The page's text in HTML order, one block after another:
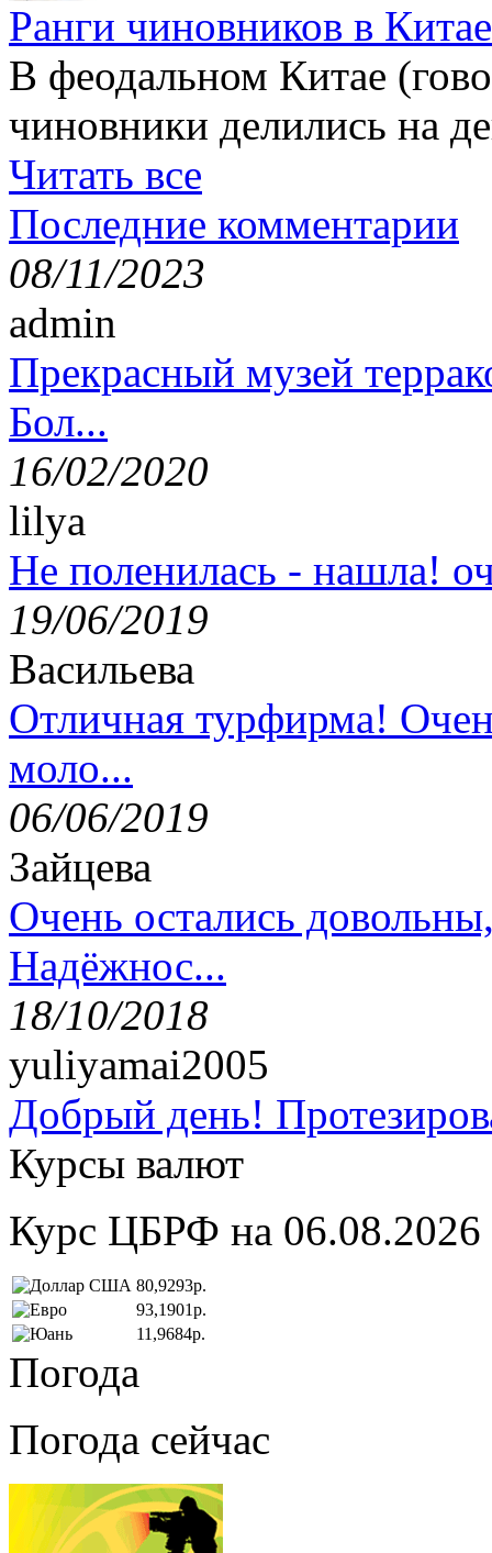
Ранги чиновников в Китае
В феодальном Китае
чиновники делились на
Читать все
Последние комментарии
08/11/2023
admin
Прекрасный музей
Бол...
16/02/2020
lilya
Не поленилась - нашла!
19/06/2019
Васильева
Отличная турфирма!
моло...
06/06/2019
Зайцева
Очень остались
Надёжнос...
18/10/2018
yuliyamai2005
Добрый день!
Курсы валют
Курс ЦБРФ на 06.08.2026
80,9293р.
93,1901р.
11,9684р.
Погода
Погода сейчас